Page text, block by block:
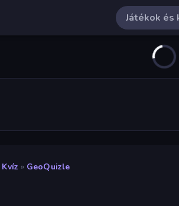
Kvíz » GeoQuizle